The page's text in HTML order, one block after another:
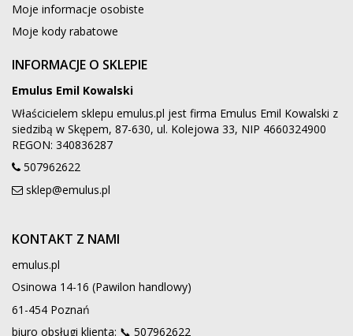
Moje informacje osobiste
Moje kody rabatowe
INFORMACJE O SKLEPIE
Emulus Emil Kowalski
Właścicielem sklepu emulus.pl jest firma Emulus Emil Kowalski z
siedzibą w Skępem, 87-630, ul. Kolejowa 33, NIP 4660324900
REGON: 340836287
507962622
sklep@emulus.pl
KONTAKT Z NAMI
emulus.pl
Osinowa 14-16 (Pawilon handlowy)
61-454 Poznań
biuro obsługi klienta: 📞 507962622